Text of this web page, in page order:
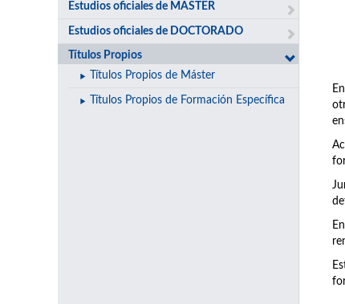
Estudios oficiales de MÁSTER
Estudios oficiales de DOCTORADO
Títulos Propios
Títulos Propios de Máster
Títulos Propios de Formación Específica